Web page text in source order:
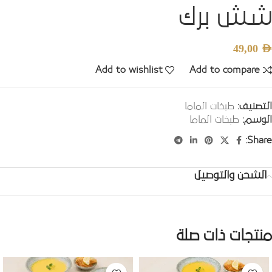
شش برك
49,00 AED
Add to compare
Add to wishlist
التصنيف: طبخات الماما
الوسم: طبخات الماما
Share:
الشحن والتوصيل
منتجات ذات صلة